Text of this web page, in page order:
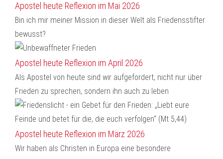
Apostel heute Reflexion im Mai 2026
Bin ich mir meiner Mission in dieser Welt als Friedensstifter
bewusst?
Apostel heute Reflexion im April 2026
Als Apostel von heute sind wir aufgefordert, nicht nur über
Frieden zu sprechen, sondern ihn auch zu leben
Apostel heute Reflexion im März 2026
Wir haben als Christen in Europa eine besondere